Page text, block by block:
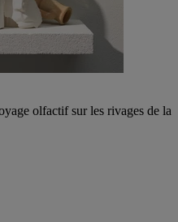
olfactif sur les rivages de la